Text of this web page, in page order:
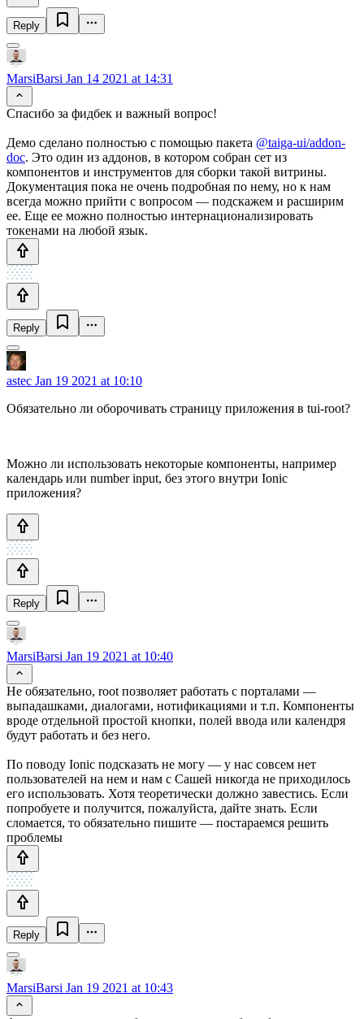
Reply
MarsiBarsi Jan 14 2021 at 14:31
Спасибо за фидбек и важный вопрос!
Демо сделано полностью с помощью пакета @taiga-ui/addon-
doc. Это один из аддонов, в котором собран сет из
компонентов и инструментов для сборки такой витрины.
Документация пока не очень подробная по нему, но к нам
всегда можно прийти с вопросом — подскажем и расширим
ее. Еще ее можно полностью интернационализировать
токенами на любой язык.
Reply
astec Jan 19 2021 at 10:10
Обязательно ли оборочивать страницу приложения в tui-root?
Можно ли использовать некоторые компоненты, например
календарь или number input, без этого внутри Ionic
приложения?
Reply
MarsiBarsi Jan 19 2021 at 10:40
Не обязательно, root позволяет работать с порталами —
выпадашками, диалогами, нотификациями и т.п. Компоненты
вроде отдельной простой кнопки, полей ввода или календря
будут работать и без него.
По поводу Ionic подсказать не могу — у нас совсем нет
пользователей на нем и нам с Сашей никогда не приходилось
его использовать. Хотя теоретически должно завестись. Если
попробуете и получится, пожалуйста, дайте знать. Если
сломается, то обязательно пишите — постараемся решить
проблемы
Reply
MarsiBarsi Jan 19 2021 at 10:43